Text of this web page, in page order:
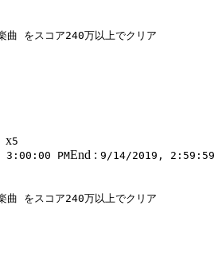
曲 をスコア240万以上でクリア
x5
PMEnd : 9/14/2019, 2:59:59
曲 をスコア240万以上でクリア